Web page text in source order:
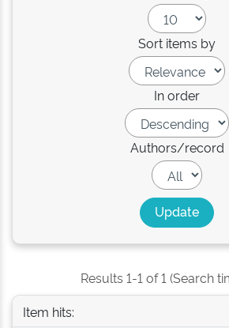
Sort items by
In order
Authors/record
Results 1-1 of 1 (Search
Item hits: